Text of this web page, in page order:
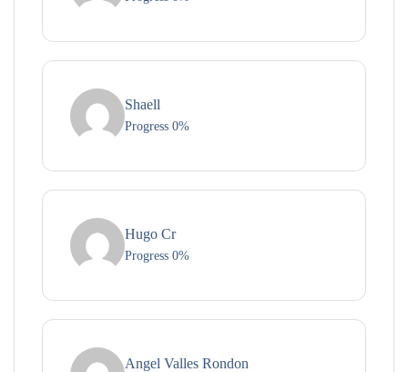
Shaell
Progress 0%
Hugo Cr
Progress 0%
Angel Valles Rondon